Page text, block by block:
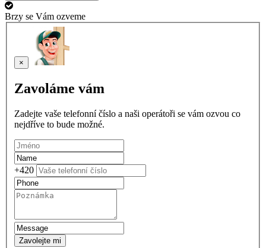
Brzy se Vám ozveme
×
Zavoláme vám
Zadejte vaše telefonní číslo a naši operátoři se vám ozvou co
nejdříve to bude možné.
+420
Zavolejte mi